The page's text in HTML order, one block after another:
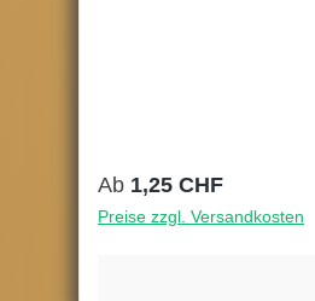
Regulärer Preis:
Ab 1,25 CHF
Preise zzgl. Versandkosten